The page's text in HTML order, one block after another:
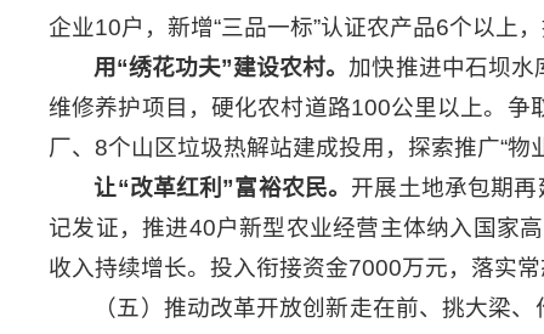
企业10户，新增“三品一标”认证农产品6个以上
用“绣花功夫”建设农村。 加快推进中石坝水
维修养护项目，硬化农村道路100公里以上。争
厂、8个山区垃圾热解站建成投用，探索推广“物
让“改革红利 ”富裕农民。 开展土地承包期再
记发证，推进40户新型农业经营主体纳入国家
收入持续增长。投入衔接资金7000万元，落实
（五）推动改革开放创新走在前、挑大梁